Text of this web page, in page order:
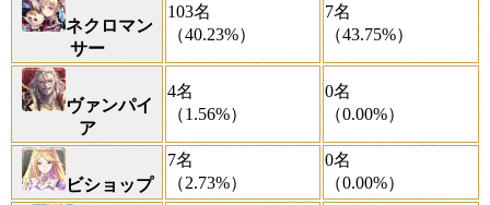
ネクロマン
サー
103名
（40.23%）
7名
（43.75%）
ヴァンパイ
ア
4名
（1.56%）
0名
（0.00%）
ビショップ
7名
（2.73%）
0名
（0.00%）